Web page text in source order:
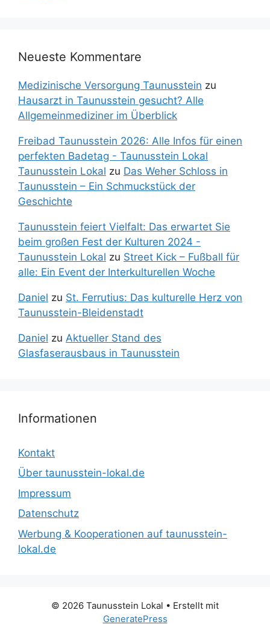
Neueste Kommentare
Medizinische Versorgung Taunusstein zu
Hausarzt in Taunusstein gesucht? Alle
Allgemeinmediziner im Überblick
Freibad Taunusstein 2026: Alle Infos für einen
perfekten Badetag - Taunusstein Lokal
Taunusstein Lokal zu Das Weher Schloss in
Taunusstein – Ein Schmuckstück der
Geschichte
Taunusstein feiert Vielfalt: Das erwartet Sie
beim großen Fest der Kulturen 2024 -
Taunusstein Lokal zu Street Kick – Fußball für
alle: Ein Event der Interkulturellen Woche
Daniel zu St. Ferrutius: Das kulturelle Herz von
Taunusstein-Bleidenstadt
Daniel zu Aktueller Stand des
Glasfaserausbaus in Taunusstein
Informationen
Kontakt
Über taunusstein-lokal.de
Impressum
Datenschutz
Werbung & Kooperationen auf taunusstein-
lokal.de
© 2026 Taunusstein Lokal • Erstellt mit
GeneratePress